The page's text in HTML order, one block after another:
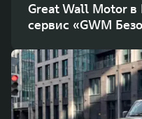
Great Wall Motor в
сервис «GWM